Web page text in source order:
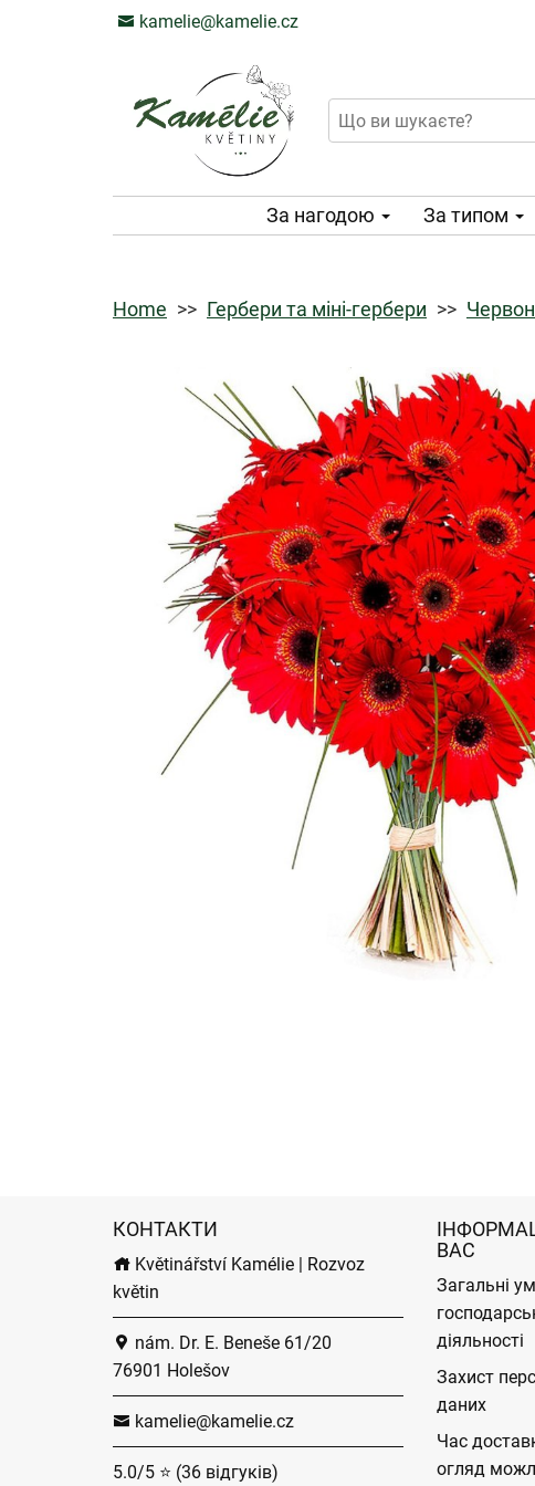
kamelie@kamelie.cz
За нагодою За типом
Home Гербери та міні-гербери
КОНТАКТИ
Květinářství Kamélie | Rozvoz
květin
nám. Dr. E. Beneše 61/20
76901 Holešov
kamelie@kamelie.cz
5.0/5 ⭐ (36 відгуків)
ВАС
Загальні
діяльності
Захист
даних
Час
огляд